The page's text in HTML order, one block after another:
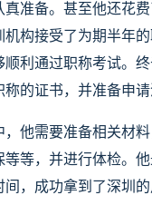
真准备。甚至他还花
机构接受了为期半年
顺利通过职称考试。
的证书，并准备申请
，他需要准备相关材
等等，并进行体检。
间，成功拿到了深圳